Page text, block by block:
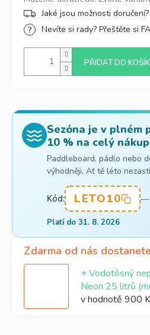
Nevíte si rady? Přeštěte si
PŘIDAT DO
Sezóna je v plném
10 % na celý nákup
Paddleboard, pádlo nebo
výhodněji. Ať tě léto
Kód: LETO10 —
Platí do 31. 8. 2026
Zdarma od nás dostanete
+ Vodotěsný
Neon 25 litrů
v hodnotě 900